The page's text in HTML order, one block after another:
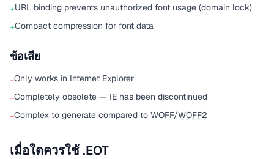
+URL binding prevents unauthorized font usage (domain lock)
+Compact compression for font data
ข้อเสีย
−Only works in Internet Explorer
−Completely obsolete — IE has been discontinued
−Complex to generate compared to WOFF/WOFF2
เมื่อใดควรใช้ .EOT